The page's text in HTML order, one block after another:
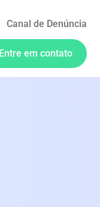
Canal de Denúncia
Entre em contato